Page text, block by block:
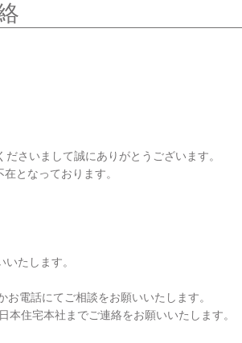
さいまして誠にありがとうございます。
となっております。
たします。
電話にてご相談をお願いいたします。
住宅本社までご連絡をお願いいたします。